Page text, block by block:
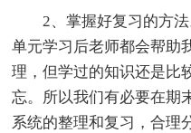
2、掌握好复习的方
单元学习后老师都会帮助
理，但学过的知识还是比
忘。所以我们有必要在期
系统的整理和复习，合理